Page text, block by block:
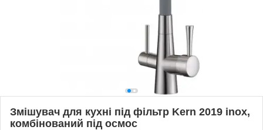
Змішувач для кухні під фільтр Kern 2019 inox,
комбінований під осмос